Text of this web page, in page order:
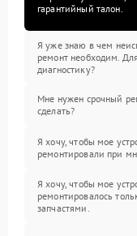
гарантийный талон.
Я уже знаю в чем
ремонт необходим.
диагностику?
Мне нужен срочный
сделать?
Я хочу, чтобы мое
ремонтировали при
Я хочу, чтобы мое
ремонтировалось
запчастями.